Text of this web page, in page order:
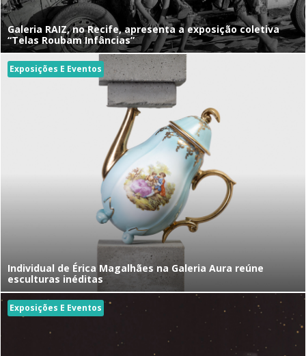
Galeria RAIZ, no Recife, apresenta a exposição coletiva
“Telas Roubam Infâncias”
Exposições E Eventos
Individual de Érica Magalhães na Galeria Aura reúne
esculturas inéditas
Exposições E Eventos